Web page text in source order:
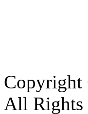
Copyright
All Rights